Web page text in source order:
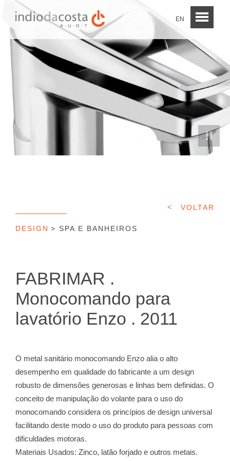
EN
DESIGN SPA E BANHEIROS
VOLTAR
FABRIMAR .
Monocomando para
lavatório Enzo . 2011
O metal sanitário monocomando Enzo alia o alto
desempenho em qualidade do fabricante a um design
robusto de dimensões generosas e linhas bem definidas. O
conceito de manipulação do volante para o uso do
monocomando considera os princípios de design universal
facilitando deste modo o uso do produto para pessoas com
dificuldades motoras.
Materiais Usados: Zinco, latão forjado e outros metais.